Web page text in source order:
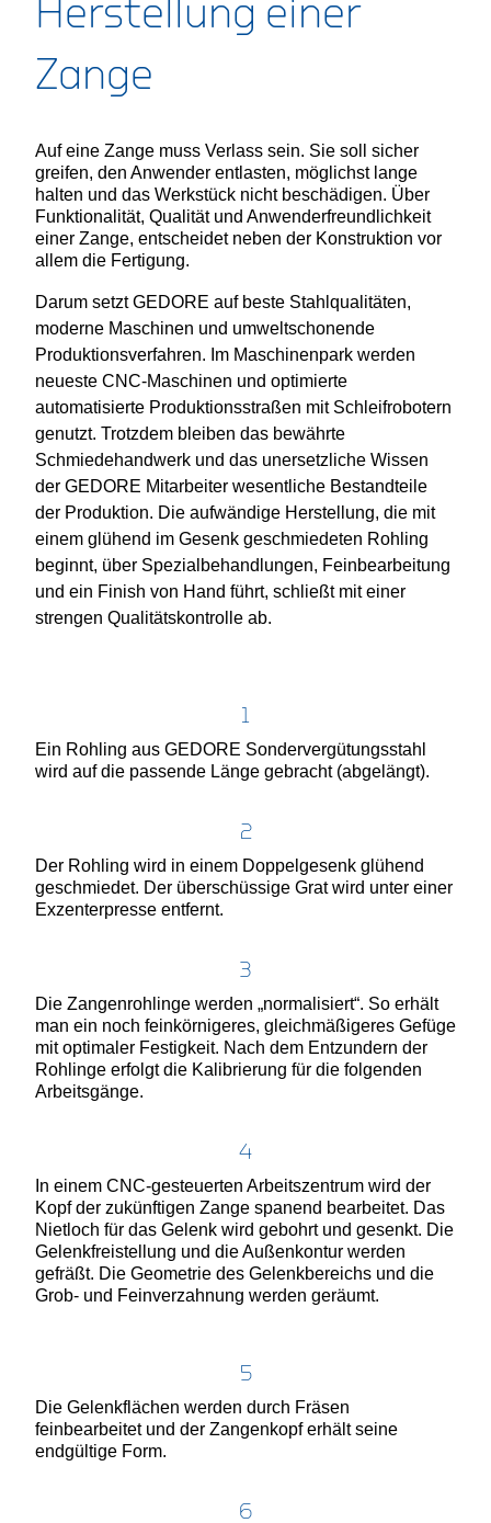
Herstellung einer
Zange
Auf eine Zange muss Verlass sein. Sie soll sicher
greifen, den Anwender entlasten, möglichst lange
halten und das Werkstück nicht beschädigen. Über
Funktionalität, Qualität und Anwenderfreundlichkeit
einer Zange, entscheidet neben der Konstruktion vor
allem die Fertigung.
Darum setzt GEDORE auf beste Stahlqualitäten,
moderne Maschinen und umweltschonende
Produktionsverfahren. Im Maschinenpark werden
neueste CNC-Maschinen und optimierte
automatisierte Produktionsstraßen mit Schleifrobotern
genutzt. Trotzdem bleiben das bewährte
Schmiedehandwerk und das unersetzliche Wissen
der GEDORE Mitarbeiter wesentliche Bestandteile
der Produktion. Die aufwändige Herstellung, die mit
einem glühend im Gesenk geschmiedeten Rohling
beginnt, über Spezialbehandlungen, Feinbearbeitung
und ein Finish von Hand führt, schließt mit einer
strengen Qualitätskontrolle ab.
1
Ein Rohling aus GEDORE Sondervergütungsstahl
wird auf die passende Länge gebracht (abgelängt).
2
Der Rohling wird in einem Doppelgesenk glühend
geschmiedet. Der überschüssige Grat wird unter einer
Exzenterpresse entfernt.
3
Die Zangenrohlinge werden „normalisiert“. So erhält
man ein noch feinkörnigeres, gleichmäßigeres Gefüge
mit optimaler Festigkeit. Nach dem Entzundern der
Rohlinge erfolgt die Kalibrierung für die folgenden
Arbeitsgänge.
4
In einem CNC-gesteuerten Arbeitszentrum wird der
Kopf der zukünftigen Zange spanend bearbeitet. Das
Nietloch für das Gelenk wird gebohrt und gesenkt. Die
Gelenkfreistellung und die Außenkontur werden
gefräßt. Die Geometrie des Gelenkbereichs und die
Grob- und Feinverzahnung werden geräumt.
5
Die Gelenkflächen werden durch Fräsen
feinbearbeitet und der Zangenkopf erhält seine
endgültige Form.
6